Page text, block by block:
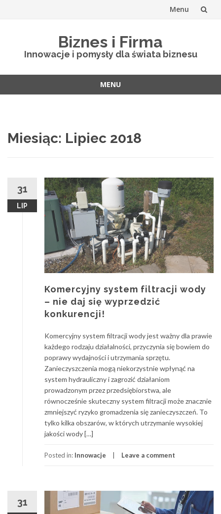
Menu
Biznes i Firma
Innowacje i pomysły dla świata biznesu
MENU
Miesiąc: Lipiec 2018
31
LIP
Komercyjny system filtracji wody
– nie daj się wyprzedzić
konkurencji!
Komercyjny system filtracji wody jest ważny dla prawie
każdego rodzaju działalności, przyczynia się bowiem do
poprawy wydajności i utrzymania sprzętu.
Zanieczyszczenia mogą niekorzystnie wpłynąć na
system hydrauliczny i zagrozić działaniom
prowadzonym przez przedsiębiorstwa, ale
równocześnie skuteczny system filtracji może znacznie
zmniejszyć ryzyko gromadzenia się zanieczyszczeń. To
tylko kilka obszarów, w których utrzymanie wysokiej
jakości wody […]
Posted in: Innowacje Leave a comment
31